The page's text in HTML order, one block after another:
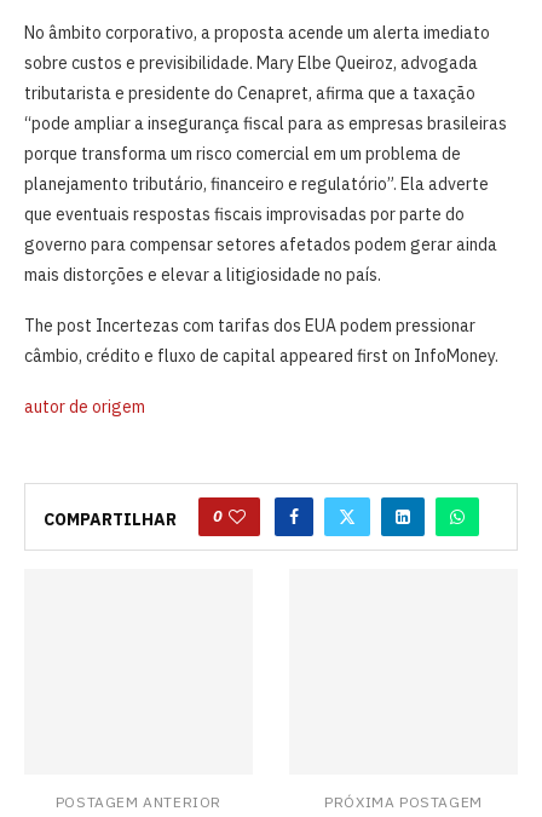
No âmbito corporativo, a proposta acende um alerta imediato
sobre custos e previsibilidade. Mary Elbe Queiroz, advogada
tributarista e presidente do Cenapret, afirma que a taxação
“pode ampliar a insegurança fiscal para as empresas brasileiras
porque transforma um risco comercial em um problema de
planejamento tributário, financeiro e regulatório”. Ela adverte
que eventuais respostas fiscais improvisadas por parte do
governo para compensar setores afetados podem gerar ainda
mais distorções e elevar a litigiosidade no país.
The post Incertezas com tarifas dos EUA podem pressionar
câmbio, crédito e fluxo de capital appeared first on InfoMoney.
autor de origem
COMPARTILHAR 0
POSTAGEM ANTERIOR PRÓXIMA POSTAGEM